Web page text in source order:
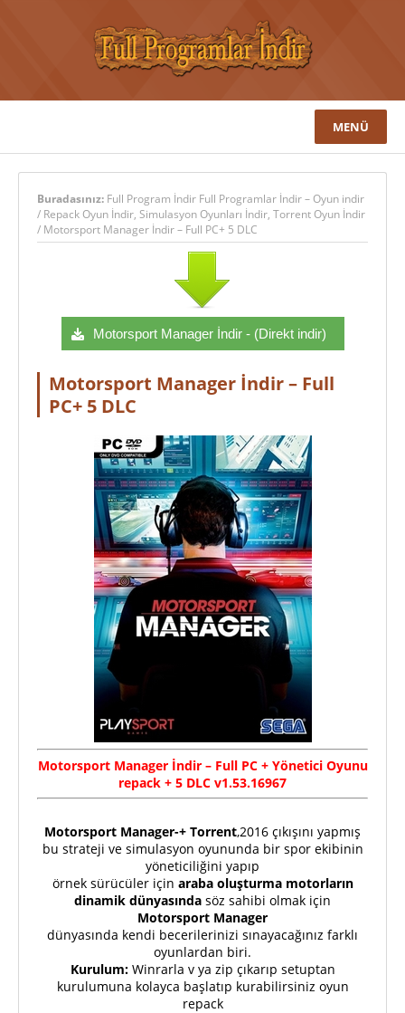
MENÜ
Buradasınız: Full Program İndir Full Programlar İndir – Oyun indir
/ Repack Oyun İndir, Simulasyon Oyunları İndir, Torrent Oyun İndir
/ Motorsport Manager İndir – Full PC+ 5 DLC
Motorsport Manager İndir - (Direkt indir)
Motorsport Manager İndir – Full
PC+ 5 DLC
Motorsport Manager İndir – Full PC + Yönetici Oyunu
repack + 5 DLC v1.53.16967
Motorsport Manager-+ Torrent,2016 çıkışını yapmış
bu strateji ve simulasyon oyununda bir spor ekibinin
yöneticiliğini yapıp
örnek sürücüler için araba oluşturma motorların
dinamik dünyasında söz sahibi olmak için
Motorsport Manager
dünyasında kendi becerilerinizi sınayacağınız farklı
oyunlardan biri.
Kurulum:Winrarla v ya zip çıkarıp setuptan
kurulumuna kolayca başlatıp kurabilirsiniz oyun
repack